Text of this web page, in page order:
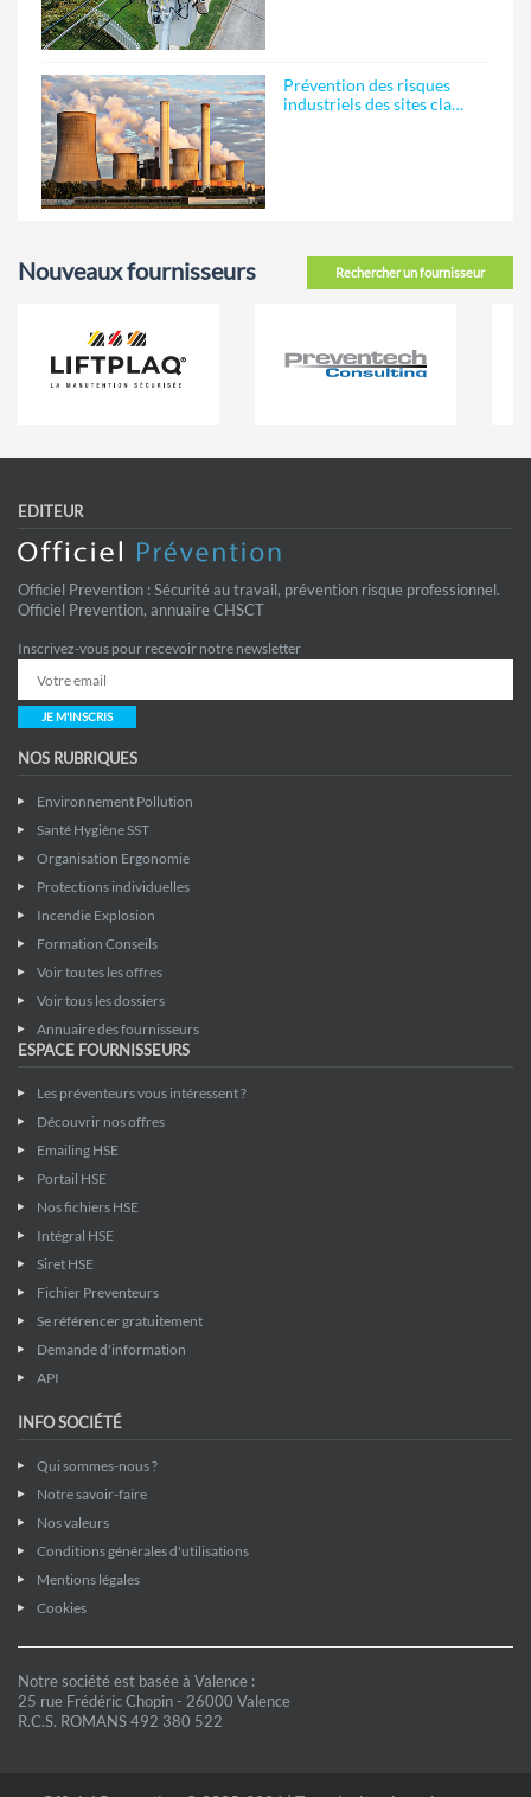
Prévention des risques
industriels des sites cla…
Rechercher un fournisseur
Nouveaux fournisseurs
EDITEUR
Officiel Prevention : Sécurité au travail, prévention risque professionnel.
Officiel Prevention, annuaire CHSCT
Inscrivez-vous pour recevoir notre newsletter
JE M'INSCRIS
NOS RUBRIQUES
Environnement Pollution
Santé Hygiène SST
Organisation Ergonomie
Protections individuelles
Incendie Explosion
Formation Conseils
Voir toutes les offres
Voir tous les dossiers
Annuaire des fournisseurs
ESPACE FOURNISSEURS
Les préventeurs vous intéressent ?
Découvrir nos offres
Emailing HSE
Portail HSE
Nos fichiers HSE
Intégral HSE
Siret HSE
Fichier Preventeurs
Se référencer gratuitement
Demande d'information
API
INFO SOCIÉTÉ
Qui sommes-nous ?
Notre savoir-faire
Nos valeurs
Conditions générales d'utilisations
Mentions légales
Cookies
Notre société est basée à Valence :
25 rue Frédéric Chopin - 26000 Valence
R.C.S. ROMANS 492 380 522